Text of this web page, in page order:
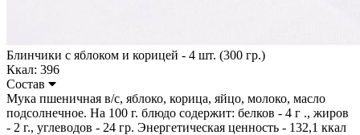
Блинчики с яблоком и корицей - 4 шт. (300 гр.)
Ккал: 396
Состав
Мука пшеничная в/с, яблоко, корица, яйцо, молоко, масло
подсолнечное. На 100 г. блюдо содержит: белков - 4 г ., жиров
- 2 г., углеводов - 24 гр. Энергетическая ценность - 132,1 ккал